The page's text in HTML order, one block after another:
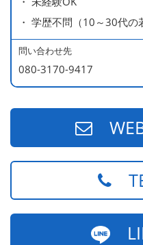
・ 学歴不問（10～30代の
問い合わせ先
080-3170-9417
WEB